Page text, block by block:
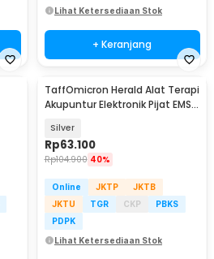
Lihat Ketersediaan Stok
+ Keranjang
TaffOmicron Herald Alat Terapi
Akupuntur Elektronik Pijat EMS
Silver
Rp63.100
Rp104.900 40%
Online JKTP
JKTB
JKTU
TGR CKP
PBKS
PDPK
Lihat Ketersediaan Stok